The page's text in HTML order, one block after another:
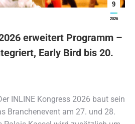
9
2026
erweitert Programm –
Early Bird bis 20.
INLINE Kongress 2026 baut sein
Branchenevent am 27. und 28.